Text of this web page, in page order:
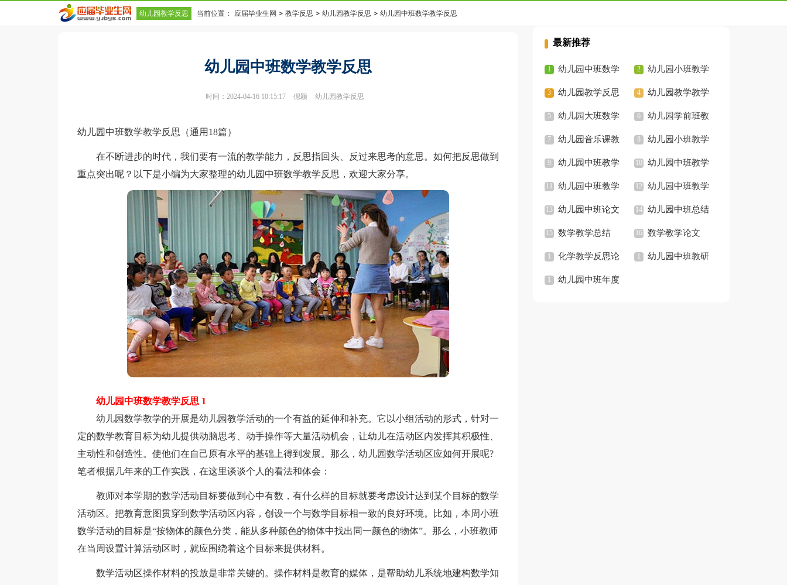
幼儿园教学反思 当前位置： 应届毕业生网 > 教学反思 > 幼儿园教学反思 > 幼儿园中班数学教学反思
幼儿园中班数学教学反思
时间：2024-04-16 10:15:17 偲颖 幼儿园教学反思
幼儿园中班数学教学反思（通用18篇）
在不断进步的时代，我们要有一流的教学能力，反思指回头、反过来思考的意思。如何把反思做到
重点突出呢？以下是小编为大家整理的幼儿园中班数学教学反思，欢迎大家分享。
幼儿园中班数学教学反思 1
幼儿园数学教学的开展是幼儿园教学活动的一个有益的延伸和补充。它以小组活动的形式，针对一
定的数学教育目标为幼儿提供动脑思考、动手操作等大量活动机会，让幼儿在活动区内发挥其积极性、
主动性和创造性。使他们在自己原有水平的基础上得到发展。那么，幼儿园数学活动区应如何开展呢?
笔者根据几年来的工作实践，在这里谈谈个人的看法和体会：
教师对本学期的数学活动目标要做到心中有数，有什么样的目标就要考虑设计达到某个目标的数学
活动区。把教育意图贯穿到数学活动区内容，创设一个与数学目标相一致的良好环境。比如，本周小班
数学活动的目标是“按物体的颜色分类，能从多种颜色的物体中找出同一颜色的物体”。那么，小班教师
在当周设置计算活动区时，就应围绕着这个目标来提供材料。
数学活动区操作材料的投放是非常关键的。操作材料是教育的媒体，是帮助幼儿系统地建构数学知
最新推荐
幼儿园中班数学
教学反思
幼儿园小班教学
反思
幼儿园教学反思
总结
幼儿园教学教学
反思
幼儿园大班数学
教学反思
幼儿园学前班教
学反思
幼儿园音乐课教
学反思
幼儿园小班教学
反思
幼儿园中班教学
反思
幼儿园中班教学
总结
幼儿园中班教学
论文
幼儿园中班教学
计划
幼儿园中班论文 幼儿园中班总结
数学教学总结 数学教学论文
化学教学反思论
文
幼儿园中班教研
幼儿园中班年度